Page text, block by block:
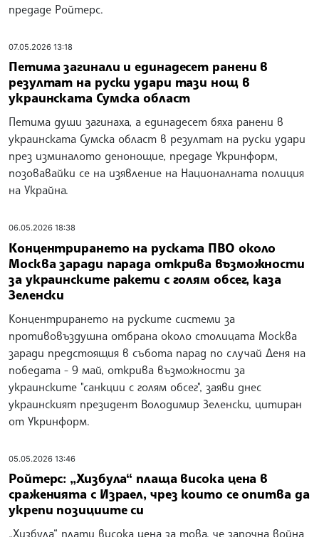
предаде Ройтерс.
07.05.2026 13:18
Петима загинали и единадесет ранени в
резултат на руски удари тази нощ в
украинската Сумска област
Петима души загинаха, а единадесет бяха ранени в
украинската Сумска област в резултат на руски удари
през изминалото денонощие, предаде Укринформ,
позовавайки се на изявление на Националната полиция
на Украйна.
06.05.2026 18:38
Концентрирането на руската ПВО около
Москва заради парада открива възможности
за украинските ракети с голям обсег, каза
Зеленски
Концентрирането на руските системи за
противовъздушна отбрана около столицата Москва
заради предстоящия в събота парад по случай Деня на
победата - 9 май, открива възможности за
украинските "санкции с голям обсег", заяви днес
украинският президент Володимир Зеленски, цитиран
от Укринформ.
05.05.2026 13:46
Ройтерс: „Хизбула“ плаща висока цена в
сраженията с Израел, чрез които се опитва да
укрепи позициите си
„Хизбула“ плати висока цена за това, че започна война